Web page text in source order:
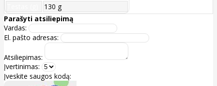
130 g
Parašyti atsiliepimą
Vardas:
El. pašto adresas:
Atsiliepimas:
Įvertinimas:
Įveskite saugos kodą: